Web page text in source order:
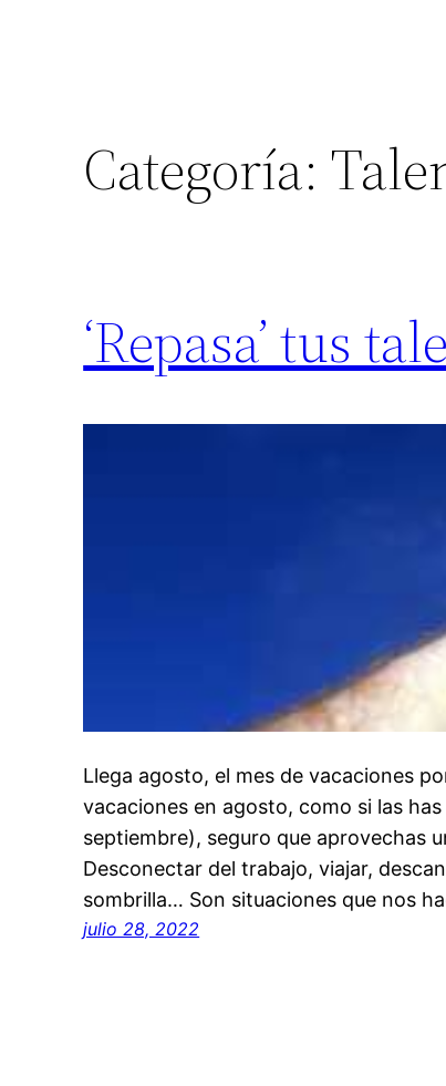
Categoría:
‘Repasa’ tus
Llega agosto, el mes de vacaciones
vacaciones en agosto, como si las
septiembre), seguro que aprovechas
Desconectar del trabajo, viajar,
sombrilla… Son situaciones que nos
julio 28, 2022